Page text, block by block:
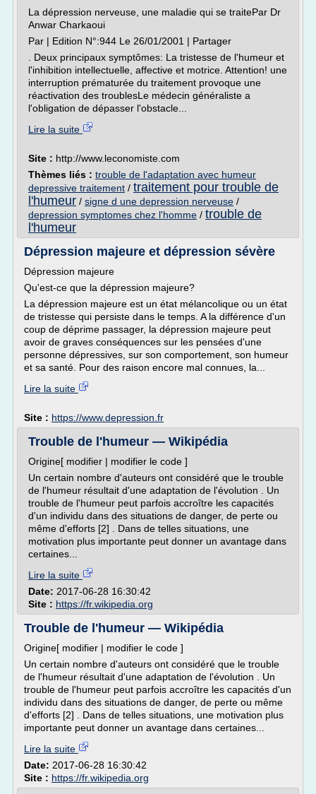
La dépression nerveuse, une maladie qui se traitePar Dr
Anwar Charkaoui
Par | Edition N°:944 Le 26/01/2001 | Partager
. Deux principaux symptômes: La tristesse de l'humeur et
l'inhibition intellectuelle, affective et motrice. Attention! une
interruption prématurée du traitement provoque une
réactivation des troublesLe médecin généraliste a
l'obligation de dépasser l'obstacle...
Lire la suite
Site : http://www.leconomiste.com
Thèmes liés : trouble de l'adaptation avec humeur
depressive traitement / traitement pour trouble de
l'humeur / signe d une depression nerveuse /
depression symptomes chez l'homme / trouble de
l'humeur
Dépression majeure et dépression sévère
Dépression majeure
Qu'est-ce que la dépression majeure?
La dépression majeure est un état mélancolique ou un état
de tristesse qui persiste dans le temps. A la différence d'un
coup de déprime passager, la dépression majeure peut
avoir de graves conséquences sur les pensées d'une
personne dépressives, sur son comportement, son humeur
et sa santé. Pour des raison encore mal connues, la...
Lire la suite
Site : https://www.depression.fr
Trouble de l'humeur — Wikipédia
Origine[ modifier | modifier le code ]
Un certain nombre d'auteurs ont considéré que le trouble
de l'humeur résultait d'une adaptation de l'évolution . Un
trouble de l'humeur peut parfois accroître les capacités
d'un individu dans des situations de danger, de perte ou
même d'efforts [2] . Dans de telles situations, une
motivation plus importante peut donner un avantage dans
certaines...
Lire la suite
Date: 2017-06-28 16:30:42
Site : https://fr.wikipedia.org
Trouble de l'humeur — Wikipédia
Origine[ modifier | modifier le code ]
Un certain nombre d'auteurs ont considéré que le trouble
de l'humeur résultait d'une adaptation de l'évolution . Un
trouble de l'humeur peut parfois accroître les capacités d'un
individu dans des situations de danger, de perte ou même
d'efforts [2] . Dans de telles situations, une motivation plus
importante peut donner un avantage dans certaines...
Lire la suite
Date: 2017-06-28 16:30:42
Site : https://fr.wikipedia.org